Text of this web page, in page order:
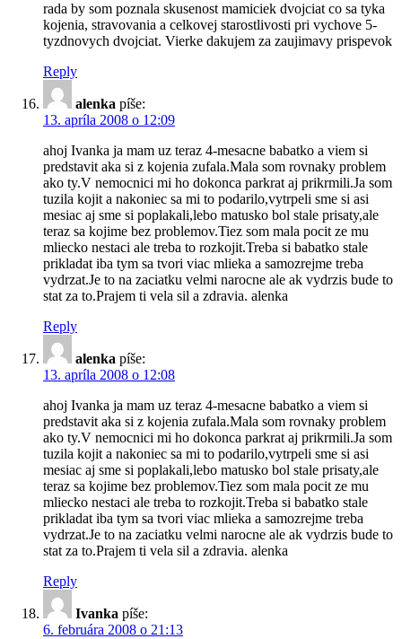
rada by som poznala skusenost mamiciek dvojciat co sa tyka
kojenia, stravovania a celkovej starostlivosti pri vychove 5-
tyzdnovych dvojciat. Vierke dakujem za zaujimavy prispevok
Reply
alenka píše:
13. apríla 2008 o 12:09
ahoj Ivanka ja mam uz teraz 4-mesacne babatko a viem si
predstavit aka si z kojenia zufala.Mala som rovnaky problem
ako ty.V nemocnici mi ho dokonca parkrat aj prikrmili.Ja som
tuzila kojit a nakoniec sa mi to podarilo,vytrpeli sme si asi
mesiac aj sme si poplakali,lebo matusko bol stale prisaty,ale
teraz sa kojime bez problemov.Tiez som mala pocit ze mu
mliecko nestaci ale treba to rozkojit.Treba si babatko stale
prikladat iba tym sa tvori viac mlieka a samozrejme treba
vydrzat.Je to na zaciatku velmi narocne ale ak vydrzis bude to
stat za to.Prajem ti vela sil a zdravia. alenka
Reply
alenka píše:
13. apríla 2008 o 12:08
ahoj Ivanka ja mam uz teraz 4-mesacne babatko a viem si
predstavit aka si z kojenia zufala.Mala som rovnaky problem
ako ty.V nemocnici mi ho dokonca parkrat aj prikrmili.Ja som
tuzila kojit a nakoniec sa mi to podarilo,vytrpeli sme si asi
mesiac aj sme si poplakali,lebo matusko bol stale prisaty,ale
teraz sa kojime bez problemov.Tiez som mala pocit ze mu
mliecko nestaci ale treba to rozkojit.Treba si babatko stale
prikladat iba tym sa tvori viac mlieka a samozrejme treba
vydrzat.Je to na zaciatku velmi narocne ale ak vydrzis bude to
stat za to.Prajem ti vela sil a zdravia. alenka
Reply
Ivanka píše:
6. februára 2008 o 21:13